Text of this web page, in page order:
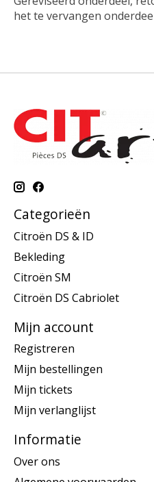
het te vervangen
Categorieën
Citroën DS & ID
Bekleding
Citroën SM
Citroën DS Cabriolet
Mijn account
Registreren
Mijn bestellingen
Mijn tickets
Mijn verlanglijst
Informatie
Over ons